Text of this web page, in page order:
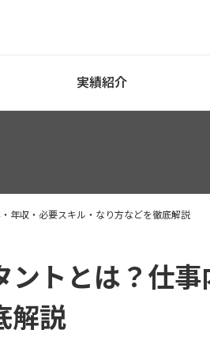
実績紹介
年収・必要スキル・なり方などを徹底解説
ントとは？仕
解説